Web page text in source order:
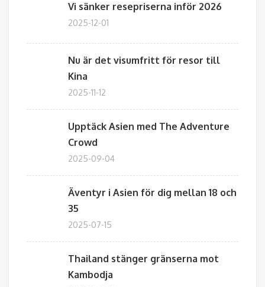
Vi sänker resepriserna inför 2026
2025-12-01
Nu är det visumfritt för resor till
Kina
2025-11-12
Upptäck Asien med The Adventure
Crowd
2025-09-04
Äventyr i Asien för dig mellan 18 och
35
2025-07-15
Thailand stänger gränserna mot
Kambodja